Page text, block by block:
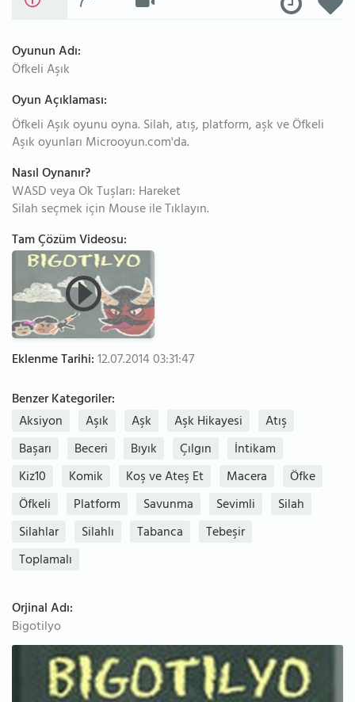
Oyunun Adı:
Öfkeli Aşık
Oyun Açıklaması:
Öfkeli Aşık oyunu oyna. Silah, atış, platform, aşk ve Öfkeli
Aşık oyunları Microoyun.com'da.
Nasıl Oynanır?
WASD veya Ok Tuşları: Hareket
Silah seçmek için Mouse ile Tıklayın.
Tam Çözüm Videosu:
Eklenme Tarihi:12.07.2014 03:31:47
Benzer Kategoriler:
Aksiyon
Aşık Aşk Aşk Hikayesi
Atış
Başarı
Beceri Bıyık Çılgın
İntikam
Kiz10
Komik Koş ve Ateş Et Macera
Öfke
Öfkeli
Platform Savunma Sevimli
Silah
Silahlar
Silahlı Tabanca
Tebeşir
Toplamalı
Orjinal Adı:
Bigotilyo